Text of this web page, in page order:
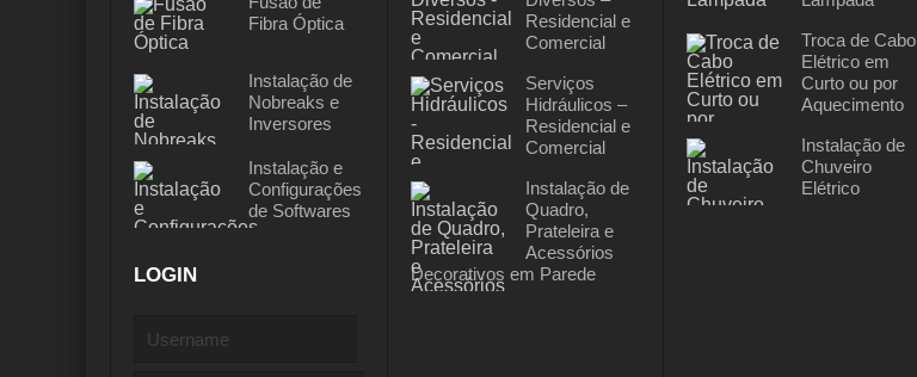
Fibra Óptica
Instalação de
Nobreaks e
Inversores
Instalação e
Configurações
de Softwares
LOGIN
Residencial e
Comercial
Serviços
Hidráulicos –
Residencial e
Comercial
Instalação de
Quadro,
Prateleira e
Acessórios
Decorativos em Parede
Troca de Cabo
Elétrico em
Curto ou por
Aquecimento
Instalação de
Chuveiro
Elétrico